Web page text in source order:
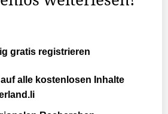
gratis registrieren
alle kostenlosen Inhalte